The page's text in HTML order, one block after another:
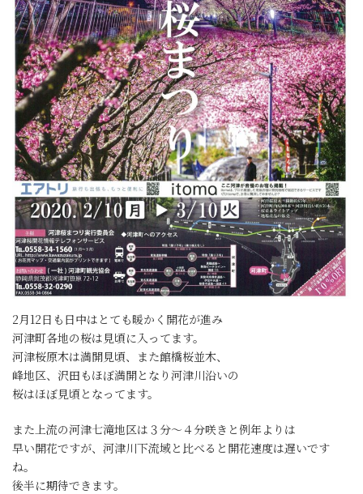
2月12日も日中はとても暖かく開花が進み
河津町各地の桜は見頃に入ってます。
河津桜原木は満開見頃、また館橋桜並木、
峰地区、沢田もほぼ満開となり河津川沿いの
桜はほぼ見頃となってます。
また上流の河津七滝地区は３分～４分咲きと例年よりは
早い開花ですが、河津川下流域と比べると開花速度は遅いです
ね。
後半に期待できます。